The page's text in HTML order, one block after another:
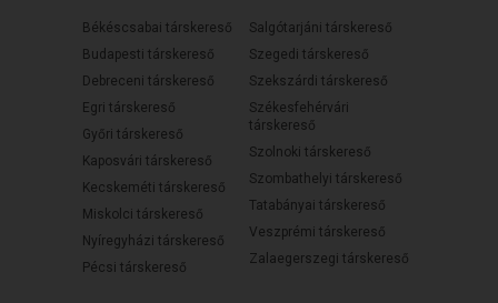
Békéscsabai társkereső
Budapesti társkereső
Debreceni társkereső
Egri társkereső
Győri társkereső
Kaposvári társkereső
Kecskeméti társkereső
Miskolci társkereső
Nyíregyházi társkereső
Pécsi társkereső
Salgótarjáni társkereső
Szegedi társkereső
Szekszárdi társkereső
Székesfehérvári
társkereső
Szolnoki társkereső
Szombathelyi társkereső
Tatabányai társkereső
Veszprémi társkereső
Zalaegerszegi társkereső